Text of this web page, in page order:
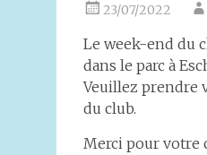
23/07/2022
Le week-end du
dans le parc à
Veuillez prendre
du club.
Merci pour votre